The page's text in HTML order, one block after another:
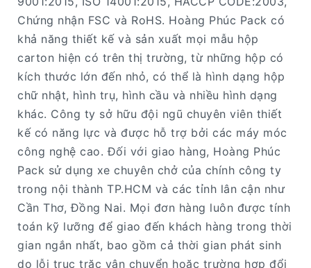
Chứng nhận FSC và RoHS. Hoàng Phúc Pack có
khả năng thiết kế và sản xuất mọi mẫu hộp
carton hiện có trên thị trường, từ những hộp có
kích thước lớn đến nhỏ, có thể là hình dạng hộp
chữ nhật, hình trụ, hình cầu và nhiều hình dạng
khác. Công ty sở hữu đội ngũ chuyên viên thiết
kế có năng lực và được hỗ trợ bởi các máy móc
công nghệ cao. Đối với giao hàng, Hoàng Phúc
Pack sử dụng xe chuyên chở của chính công ty
trong nội thành TP.HCM và các tỉnh lân cận như
Cần Thơ, Đồng Nai. Mọi đơn hàng luôn được tính
toán kỹ lưỡng để giao đến khách hàng trong thời
gian ngắn nhất, bao gồm cả thời gian phát sinh
do lỗi trục trặc vận chuyển hoặc trường hợp đổi